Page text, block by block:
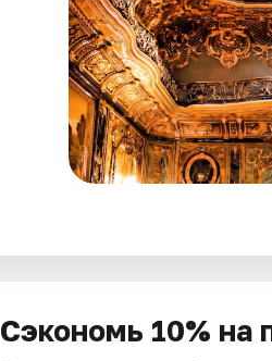
Сэкономь 10% на